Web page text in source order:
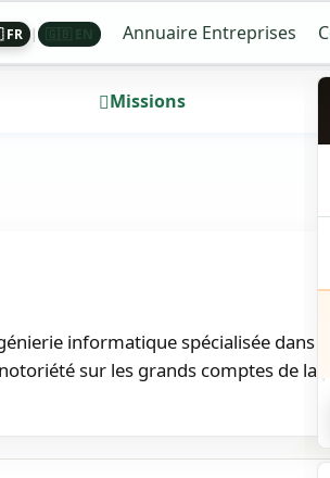
| Annuaire Entreprises
Missions
informatique spécialisée dans
sur les grands comptes de la